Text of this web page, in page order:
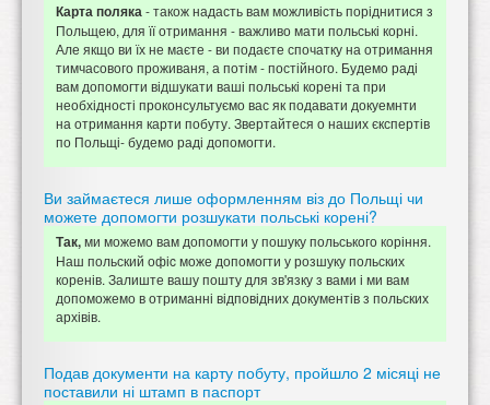
Карта поляка- також надасть вам можливість поріднитися з
Польщею, для її отримання - важливо мати польські корні.
Але якщо ви їх не маєте - ви подаєте спочатку на отримання
тимчасового проживаня, а потім - постійного. Будемо раді
вам допомогти відшукати ваші польські корені та при
необхідності проконсультуємо вас як подавати докуемнти
на отримання карти побуту. Звертайтеся о наших єкспертів
по Польщі- будемо раді допомогти.
Ви займаєтеся лише оформленням віз до Польщі чи
можете допомогти розшукати польські корені?
Так,ми можемо вам допомогти у пошуку польського коріння.
Наш польский офіc може допомогти у розшуку польских
коренів. Залиште вашу пошту для зв'язку з вами і ми вам
допоможемо в отриманні відповідних документів з польских
архівів.
Подав документи на карту побуту, пройшло 2 місяці не
поставили ні штамп в паспорт